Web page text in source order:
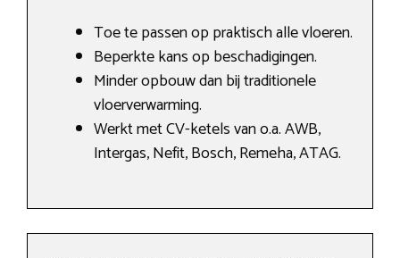
Toe te passen op praktisch alle vloeren.
Beperkte kans op beschadigingen.
Minder opbouw dan bij traditionele
vloerverwarming.
Werkt met CV-ketels van o.a. AWB,
Intergas, Nefit, Bosch, Remeha, ATAG.